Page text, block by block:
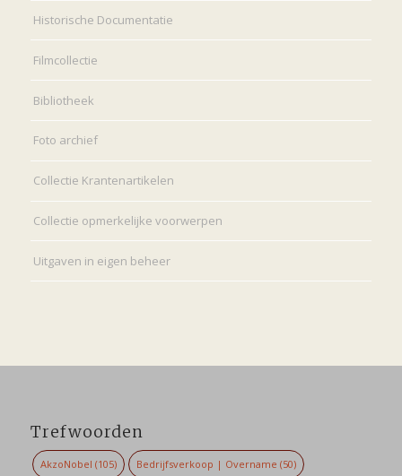
Historische Documentatie
Filmcollectie
Bibliotheek
Foto archief
Collectie Krantenartikelen
Collectie opmerkelijke voorwerpen
Uitgaven in eigen beheer
Trefwoorden
AkzoNobel (105) Bedrijfsverkoop | Overname (50)